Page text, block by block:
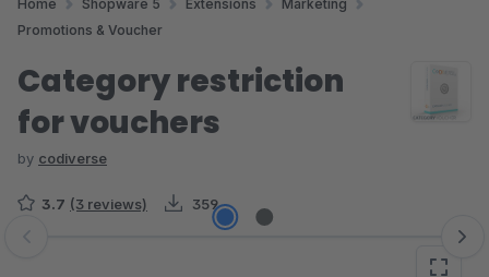
Home Shopware 5 Extensions
Marketing
Promotions & Voucher
Category restriction
for vouchers
by codiverse
3.7 (3 reviews) 359
Skip image gallery